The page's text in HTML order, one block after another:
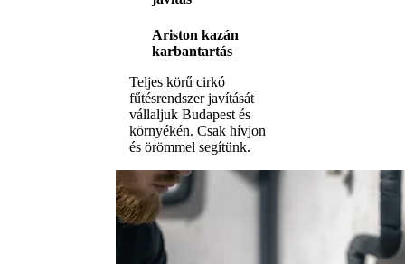
Ariston kazán
karbantartás
Teljes körű cirkó
fűtésrendszer javítását
vállaljuk Budapest és
környékén. Csak hívjon
és örömmel segítünk.